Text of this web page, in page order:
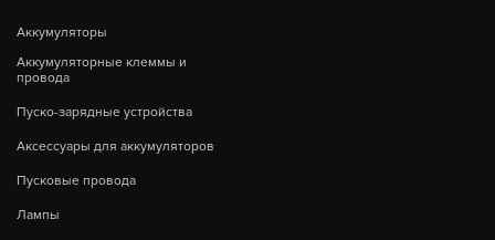
Аккумуляторы
Аккумуляторные клеммы и
провода
Пуско-зарядные устройства
Аксессуары для аккумуляторов
Пусковые провода
Лампы